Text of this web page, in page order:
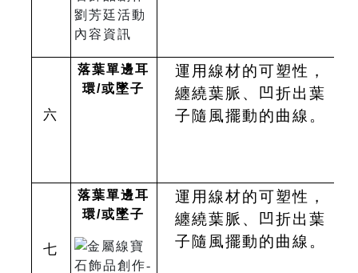
六
落葉單邊耳
環/或墜子
運用線材的可塑性，
纏繞葉脈、凹折出葉
子隨風擺動的曲線。
七
落葉單邊耳
環/或墜子
運用線材的可塑性，
纏繞葉脈、凹折出葉
子隨風擺動的曲線。